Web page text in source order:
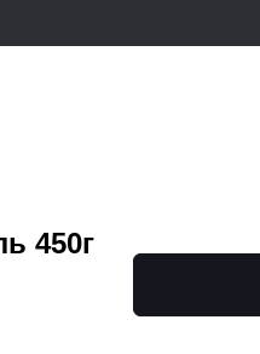
450г